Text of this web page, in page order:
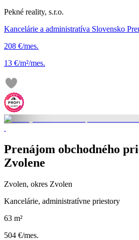
Pekné reality, s.r.o.
Kancelárie a administratíva Slovensko
208 €/mes.
13 €/m²/mes.
Prenájom obchodného
Zvolene
Zvolen, okres Zvolen
Kancelárie, administratívne priestory
63 m²
504 €/mes.